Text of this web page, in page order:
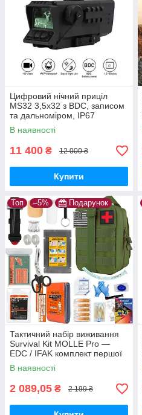
Цифровий нічний приціл
MS32 3,5x32 з BDC, записом
та дальноміром, IP67
В наявності
11 400 ₴ 12 000 ₴
Купити
Топ –5% Подарунок
Тактичний набір виживання
Survival Kit MOLLE Pro —
EDC / IFAK комплект першої
допомоги та виживання 20+
предметів
В наявності
2 089,05 ₴ 2 199 ₴